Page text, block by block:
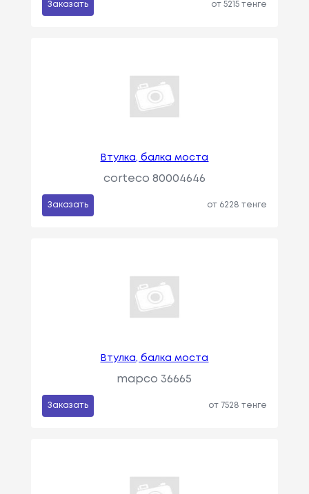
Заказать от 5215 тенге
Втулка, балка моста
corteco 80004646
Заказать от 6228 тенге
Втулка, балка моста
mapco 36665
Заказать от 7528 тенге